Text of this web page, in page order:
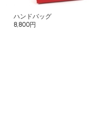
ハンドバッグ
8,800円